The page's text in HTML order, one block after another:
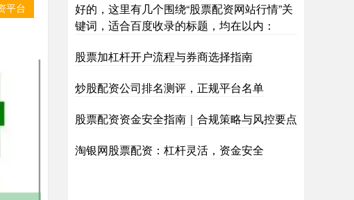
平台
好的，这里有几个围绕“股票配资网站行情”关
键词，适合百度收录的标题，均在以内：
股票加杠杆开户流程与券商选择指南
炒股配资公司排名测评，正规平台名单
股票配资资金安全指南｜合规策略与风控要点
淘银网股票配资：杠杆灵活，资金安全